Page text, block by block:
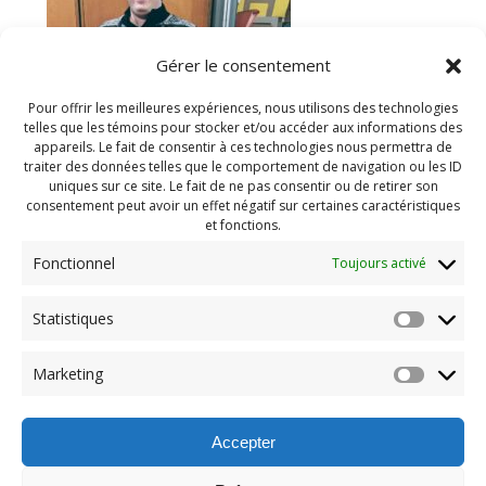
Gérer le consentement
Pour offrir les meilleures expériences, nous utilisons des technologies
telles que les témoins pour stocker et/ou accéder aux informations des
appareils. Le fait de consentir à ces technologies nous permettra de
traiter des données telles que le comportement de navigation ou les ID
uniques sur ce site. Le fait de ne pas consentir ou de retirer son
consentement peut avoir un effet négatif sur certaines caractéristiques
et fonctions.
Fonctionnel Toujours activé
Statistiques
Marketing
Accepter
Navigation
de
l'article
Previous
Gala Méritas 2020 (21)